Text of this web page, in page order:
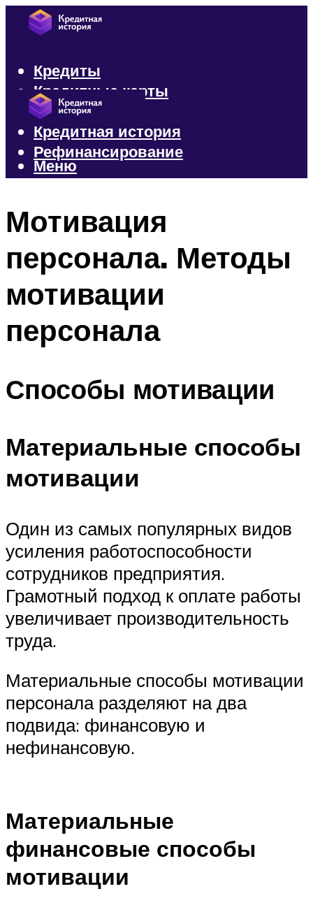
Кредиты
Кредитные карты
Микрозаймы
Кредитная история
Рефинансирование
Меню
Мотивация
персонала. Методы
мотивации
персонала
Способы мотивации
Материальные способы
мотивации
Один из самых популярных видов
усиления работоспособности
сотрудников предприятия.
Грамотный подход к оплате работы
увеличивает производительность
труда.
Материальные способы мотивации
персонала разделяют на два
подвида: финансовую и
нефинансовую.
Материальные
финансовые способы
мотивации